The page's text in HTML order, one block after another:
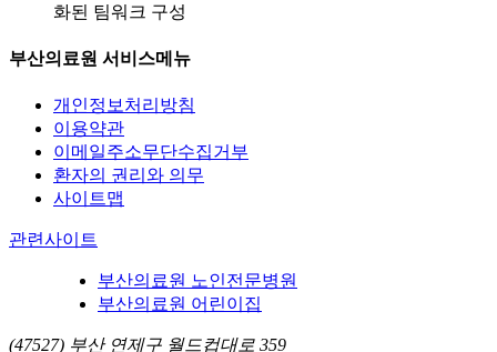
화된 팀워크 구성
부산의료원 서비스메뉴
개인정보처리방침
이용약관
이메일주소무단수집거부
환자의 권리와 의무
사이트맵
관련사이트
부산의료원 노인전문병원
부산의료원 어린이집
(47527) 부산 연제구 월드컵대로 359